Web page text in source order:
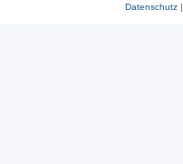
Datenschutz|